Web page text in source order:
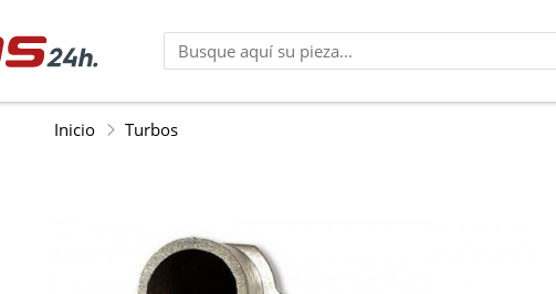
Inicio Turbos